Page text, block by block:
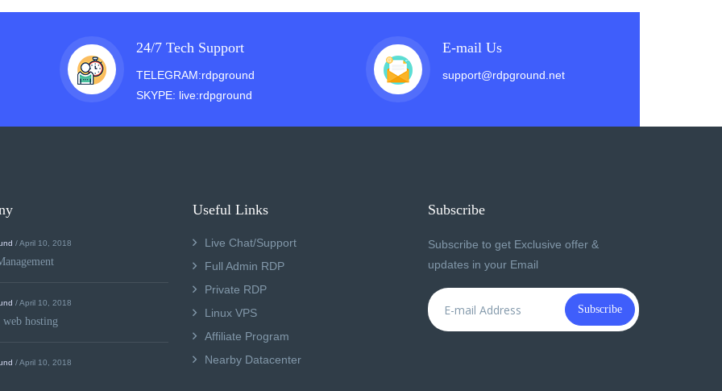
24/7 Tech Support
TELEGRAM:rdpground
SKYPE: live:rdpground
E-mail Us
support@rdpground.net
/ April 10, 2018
/ April 10, 2018
hosting
/ April 10, 2018
Useful Links
Live Chat/Support
Full Admin RDP
Private RDP
Linux VPS
Affiliate Program
Nearby Datacenter
Subscribe
Subscribe to get Exclusive offer &
updates in your Email
Subscribe